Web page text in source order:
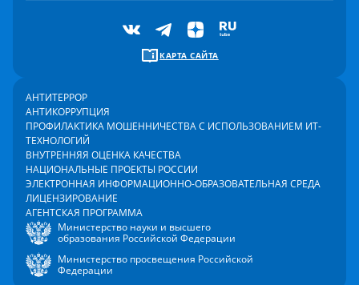
КАРТА САЙТА
АНТИТЕРРОР
АНТИКОРРУПЦИЯ
ПРОФИЛАКТИКА МОШЕННИЧЕСТВА С ИСПОЛЬЗОВАНИЕМ ИТ-
ТЕХНОЛОГИЙ
ВНУТРЕННЯЯ ОЦЕНКА КАЧЕСТВА
НАЦИОНАЛЬНЫЕ ПРОЕКТЫ РОССИИ
ЭЛЕКТРОННАЯ ИНФОРМАЦИОННО-ОБРАЗОВАТЕЛЬНАЯ СРЕДА
ЛИЦЕНЗИРОВАНИЕ
АГЕНТСКАЯ ПРОГРАММА
Министерство науки и высшего
образования Российской Федерации
Министерство просвещения Российской
Федерации